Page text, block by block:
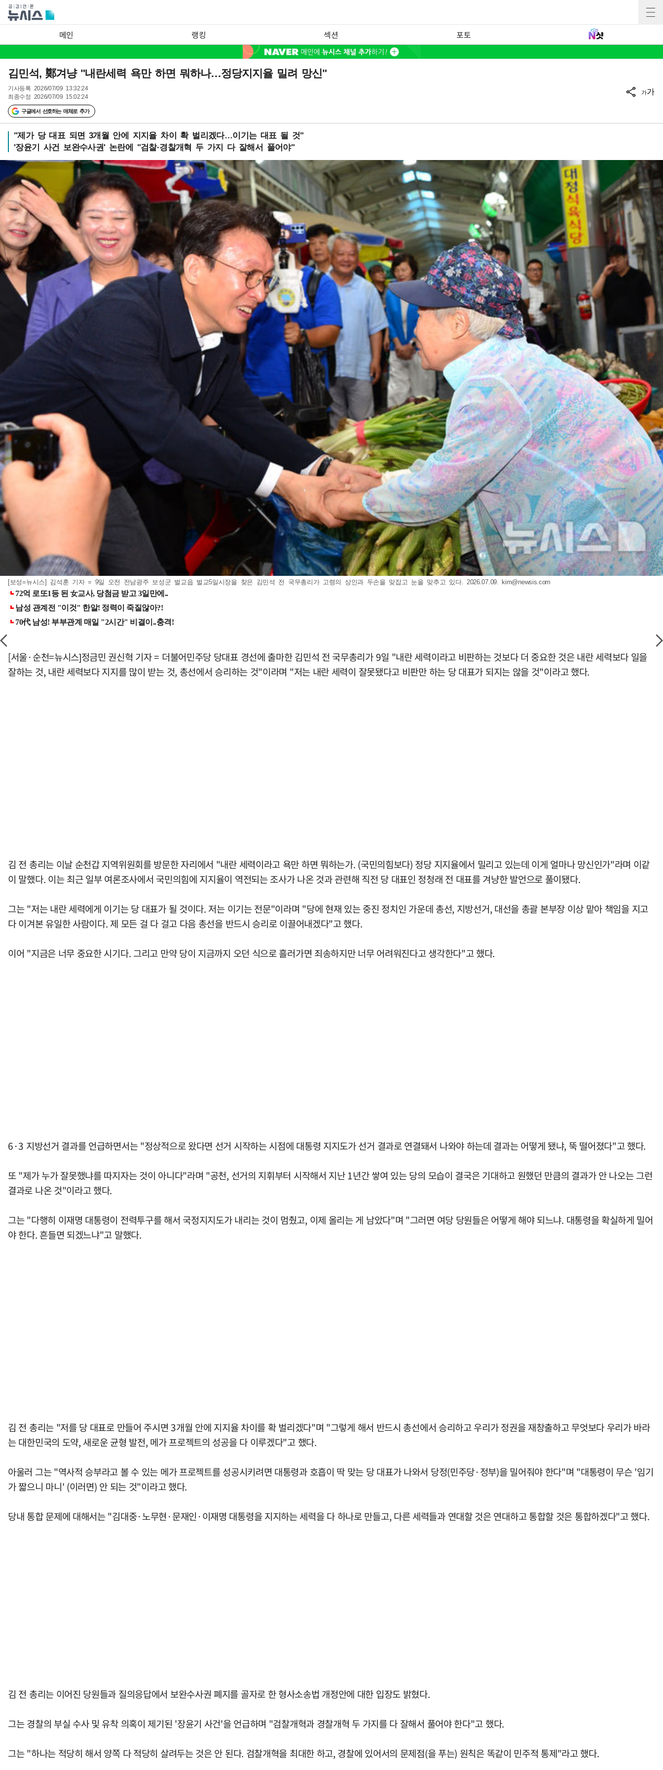
메인 랭킹 섹션 포토
김민석, 鄭겨냥 "내란세력 욕만 하면 뭐하나…정당지지율 밀려 망신"
기사등록 2026/07/09 13:32:24
최종수정 2026/07/09 15:02:24
구글에서 선호하는 매체로 추가
가가
"제가 당 대표 되면 3개월 안에 지지율 차이 확 벌리겠다…이기는 대표 될 것"
'장윤기 사건 보완수사권' 논란에 "검찰·경찰개혁 두 가지 다 잘해서 풀어야"
[보성=뉴시스] 김석훈 기자 = 9일 오전 전남광주 보성군 벌교읍 벌교5일시장을 찾은 김민석 전 국무총리가 고령의 상인과 두손을 맞잡고 눈을 맞추고 있다. 2026.07.09. kim@newsis.com
[서울·순천=뉴시스]정금민 권신혁 기자 = 더불어민주당 당대표 경선에 출마한 김민석 전 국무총리가 9일 "내란 세력이라고 비판하는 것보다 더 중요한 것은 내란 세력보다 일을
잘하는 것, 내란 세력보다 지지를 많이 받는 것, 총선에서 승리하는 것"이라며 "저는 내란 세력이 잘못됐다고 비판만 하는 당 대표가 되지는 않을 것"이라고 했다.
김 전 총리는 이날 순천갑 지역위원회를 방문한 자리에서 "내란 세력이라고 욕만 하면 뭐하는가. (국민의힘보다) 정당 지지율에서 밀리고 있는데 이게 얼마나 망신인가"라며 이같
이 말했다. 이는 최근 일부 여론조사에서 국민의힘에 지지율이 역전되는 조사가 나온 것과 관련해 직전 당 대표인 정청래 전 대표를 겨냥한 발언으로 풀이됐다.
그는 "저는 내란 세력에게 이기는 당 대표가 될 것이다. 저는 이기는 전문"이라며 "당에 현재 있는 중진 정치인 가운데 총선, 지방선거, 대선을 총괄 본부장 이상 맡아 책임을 지고
다 이겨본 유일한 사람이다. 제 모든 걸 다 걸고 다음 총선을 반드시 승리로 이끌어내겠다"고 했다.
이어 "지금은 너무 중요한 시기다. 그리고 만약 당이 지금까지 오던 식으로 흘러가면 죄송하지만 너무 어려워진다고 생각한다"고 했다.
6·3 지방선거 결과를 언급하면서는 "정상적으로 왔다면 선거 시작하는 시점에 대통령 지지도가 선거 결과로 연결돼서 나와야 하는데 결과는 어떻게 됐냐, 뚝 떨어졌다"고 했다.
또 "제가 누가 잘못했냐를 따지자는 것이 아니다"라며 "공천, 선거의 지휘부터 시작해서 지난 1년간 쌓여 있는 당의 모습이 결국은 기대하고 원했던 만큼의 결과가 안 나오는 그런
결과로 나온 것"이라고 했다.
그는 "다행히 이재명 대통령이 전력투구를 해서 국정지지도가 내리는 것이 멈췄고, 이제 올리는 게 남았다"며 "그러면 여당 당원들은 어떻게 해야 되느냐. 대통령을 확실하게 밀어
야 한다. 흔들면 되겠느냐"고 말했다.
김 전 총리는 "저를 당 대표로 만들어 주시면 3개월 안에 지지율 차이를 확 벌리겠다"며 "그렇게 해서 반드시 총선에서 승리하고 우리가 정권을 재창출하고 무엇보다 우리가 바라
는 대한민국의 도약, 새로운 균형 발전, 메가 프로젝트의 성공을 다 이루겠다"고 했다.
아울러 그는 "역사적 승부라고 볼 수 있는 메가 프로젝트를 성공시키려면 대통령과 호흡이 딱 맞는 당 대표가 나와서 당정(민주당·정부)을 밀어줘야 한다"며 "대통령이 무슨 '임기
가 짧으니 마니' (이러면) 안 되는 것"이라고 했다.
당내 통합 문제에 대해서는 "김대중·노무현·문재인·이재명 대통령을 지지하는 세력을 다 하나로 만들고, 다른 세력들과 연대할 것은 연대하고 통합할 것은 통합하겠다"고 했다.
김 전 총리는 이어진 당원들과 질의응답에서 보완수사권 폐지를 골자로 한 형사소송법 개정안에 대한 입장도 밝혔다.
그는 경찰의 부실 수사 및 유착 의혹이 제기된 '장윤기 사건'을 언급하며 "검찰개혁과 경찰개혁 두 가지를 다 잘해서 풀어야 한다"고 했다.
그는 "하나는 적당히 해서 양쪽 다 적당히 살려두는 것은 안 된다. 검찰개혁을 최대한 하고, 경찰에 있어서의 문제점(을 푸는) 원칙은 똑같이 민주적 통제"라고 했다.